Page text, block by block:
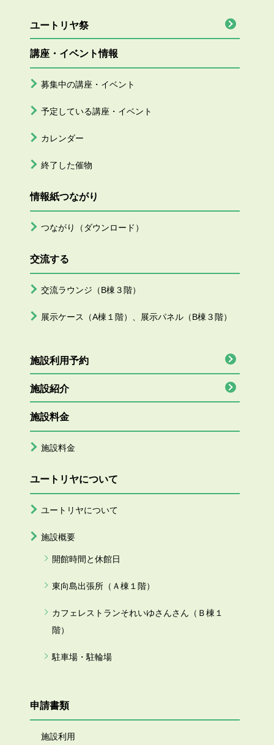
ユートリヤ祭
講座・イベント情報
募集中の講座・イベント
予定している講座・イベント
カレンダー
終了した催物
情報紙つながり
つながり（ダウンロード）
交流する
交流ラウンジ（B棟３階）
展示ケース（A棟１階）、展示パネル（B棟３階）
施設利用予約
施設紹介
施設料金
施設料金
ユートリヤについて
ユートリヤについて
施設概要
開館時間と休館日
東向島出張所（Ａ棟１階）
カフェレストランそれいゆさんさん（Ｂ棟１
階）
駐車場・駐輪場
申請書類
施設利用